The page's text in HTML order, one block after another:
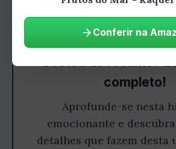
completo!
Aprofunde-se nesta
emocionante e
detalhes que fazem desta
Conferir na